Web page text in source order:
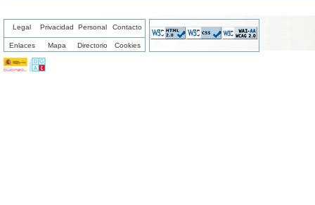
Legal Privacidad Personal Contacto
Enlaces Mapa Directorio Cookies